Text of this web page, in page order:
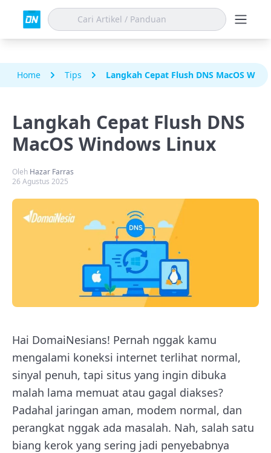
Home Tips Langkah Cepat Flush DNS MacOS
Langkah Cepat Flush DNS
MacOS Windows Linux
Oleh Hazar Farras
26 Agustus 2025
Hai DomaiNesians! Pernah nggak kamu
mengalami koneksi internet terlihat normal,
sinyal penuh, tapi situs yang ingin dibuka
malah lama memuat atau gagal diakses?
Padahal jaringan aman, modem normal, dan
perangkat nggak ada masalah. Nah, salah satu
biang kerok yang sering jadi penyebabnya